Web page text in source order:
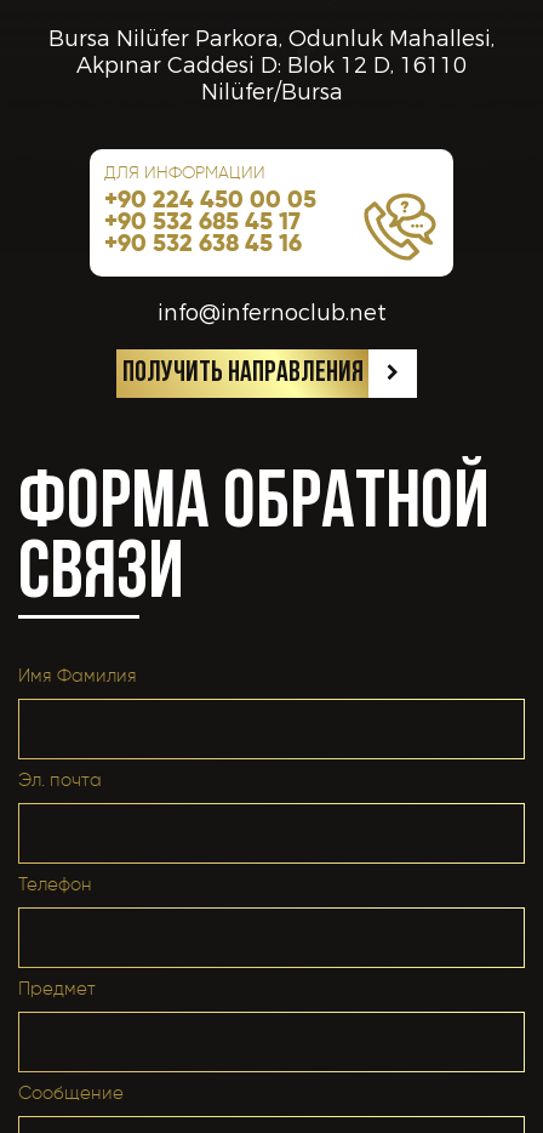
Bursa Nilüfer Parkora, Odunluk Mahallesi,
Akpınar Caddesi D: Blok 12 D, 16110
Nilüfer/Bursa
ДЛЯ ИНФОРМАЦИИ
+90 224 450 00 05
+90 532 685 45 17
+90 532 638 45 16
info@infernoclub.net
ПОЛУЧИТЬ НАПРАВЛЕНИЯ
ФОРМА ОБРАТНОЙ
СВЯЗИ
Имя Фамилия
Эл. почта
Телефон
Предмет
Сообщение
Doğum Yeriniz *
Doğum Tarihiniz *
Cinsiyet *
Eğitim Bilgileri
Ваши любимые исполнители *
Ваши любимые ди-джеи *
Какой стиль музыки ты слушаешь? *
В какой концепции вы хотели бы организовать
вечеринку в Club Inferno? *
Сколько звезд вы бы нам дали?